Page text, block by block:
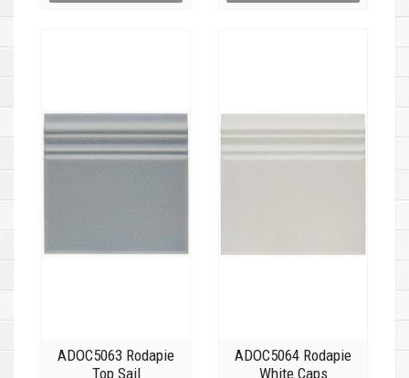
ADOC5063 Rodapie
Top Sail
ADOC5064 Rodapie
White Caps